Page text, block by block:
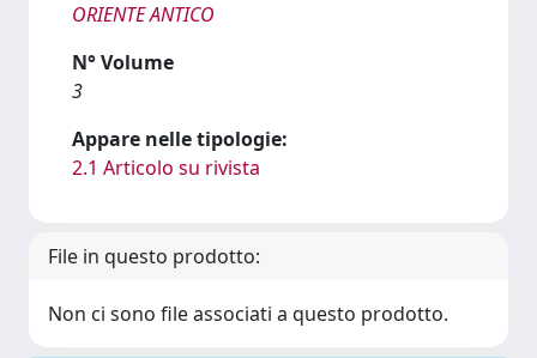
ORIENTE ANTICO
N° Volume
3
Appare nelle tipologie:
2.1 Articolo su rivista
File in questo prodotto:
Non ci sono file associati a questo prodotto.